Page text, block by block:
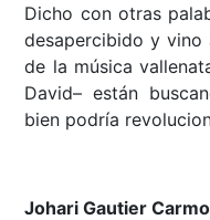
Dicho con otras
desapercibido y vino
de la música
David– están
bien podría
Johari Gautier